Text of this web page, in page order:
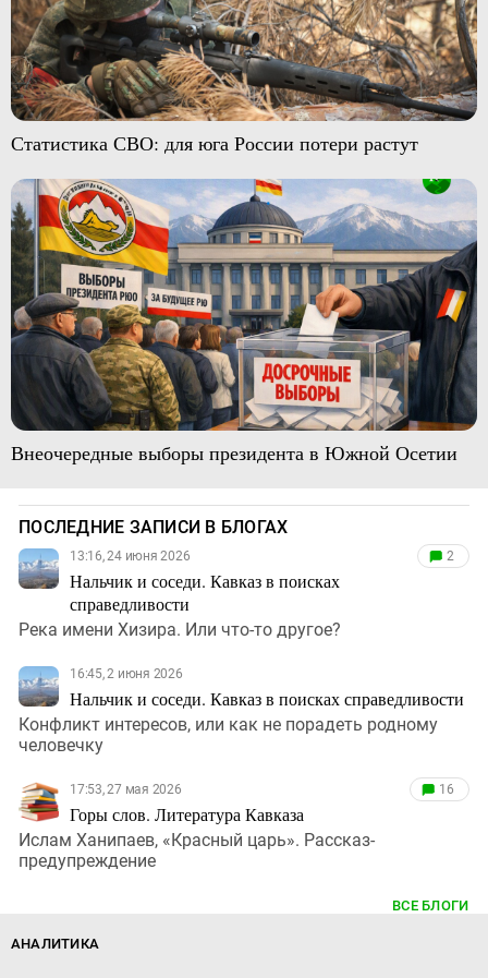
Статистика СВО: для юга России потери растут
Внеочередные выборы президента в Южной Осетии
ПОСЛЕДНИЕ ЗАПИСИ В БЛОГАХ
13:16, 24 июня 2026
Нальчик и соседи. Кавказ в поисках
справедливости
2
Река имени Хизира. Или что-то другое?
16:45, 2 июня 2026
Нальчик и соседи. Кавказ в поисках справедливости
Конфликт интересов, или как не порадеть родному
человечку
17:53, 27 мая 2026
Горы слов. Литература Кавказа
16
Ислам Ханипаев, «Красный царь». Рассказ-
предупреждение
ВСЕ БЛОГИ
АНАЛИТИКА